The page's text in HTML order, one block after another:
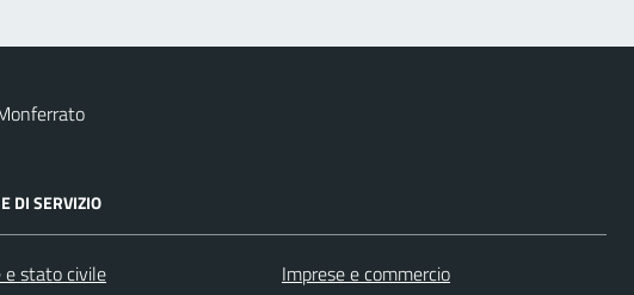
DI SERVIZIO
e stato civile
Imprese e commercio